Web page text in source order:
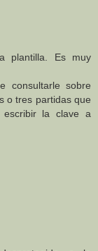
plantilla. Es muy
consultarle sobre
o tres partidas que
escribir la clave a